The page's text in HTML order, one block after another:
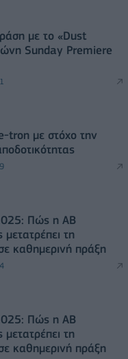
με το «Dust
Sunday Premiere
tron με στόχο την
Πώς η ΑΒ
μετατρέπει τη
καθημερινή πράξη
Πώς η ΑΒ
μετατρέπει τη
καθημερινή πράξη